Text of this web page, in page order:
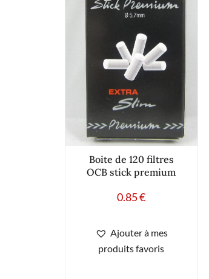
Boite de 120 filtres
OCB stick premium
0.85€
Ajouter à mes
produits favoris